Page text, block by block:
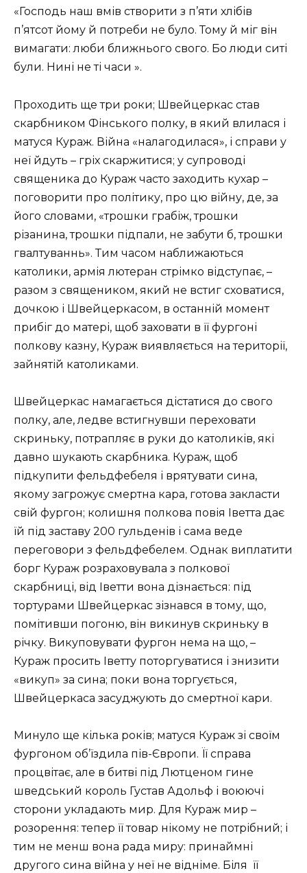
«Господь наш вмів створити з п’яти хлібів
п’ятсот йому й потреби не було. Тому й міг він
вимагати: люби ближнього свого. Бо люди ситі
були. Нині не ті часи ».
Проходить ще три роки; Швейцеркас став
скарбником Фінського полку, в який влилася і
матуся Кураж. Війна «налагодилася», і справи у
неї йдуть – гріх скаржитися; у супроводі
священика до Кураж часто заходить кухар –
поговорити про політику, про цю війну, де, за
його словами, «трошки грабіж, трошки
різанина, трошки підпали, не забути б, трошки
гвалтуваннь». Тим часом наближаються
католики, армія лютеран стрімко відступає, –
разом з священиком, який не встиг сховатися,
дочкою і Швейцеркасом, в останній момент
прибіг до матері, щоб заховати в її фургоні
полкову казну, Кураж виявляється на території,
зайнятій католиками.
Швейцеркас намагається дістатися до свого
полку, але, ледве встигнувши переховати
скриньку, потрапляє в руки до католиків, які
давно шукають скарбника. Кураж, щоб
підкупити фельдфебеля і врятувати сина,
якому загрожує смертна кара, готова закласти
свій фургон; колишня полкова повія Іветта дає
їй під заставу 200 гульденів і сама веде
переговори з фельдфебелем. Однак виплатити
борг Кураж розраховувала з полкової
скарбниці, від Іветти вона дізнається: під
тортурами Швейцеркас зізнався в тому, що,
помітивши погоню, він викинув скриньку в
річку. Викуповувати фургон нема на що, –
Кураж просить Іветту поторгуватися і знизити
«викуп» за сина; поки вона торгується,
Швейцеркаса засуджують до смертної кари.
Минуло ще кілька років; матуся Кураж зі своїм
фургоном об’їздила пів-Європи. Її справа
процвітає, але в битві під Лютценом гине
шведський король Густав Адольф і воюючі
сторони укладають мир. Для Кураж мир –
розорення: тепер її товар нікому не потрібний; і
тим не менш вона рада миру: принаймні
другого сина війна у неї не відніме. Біля її